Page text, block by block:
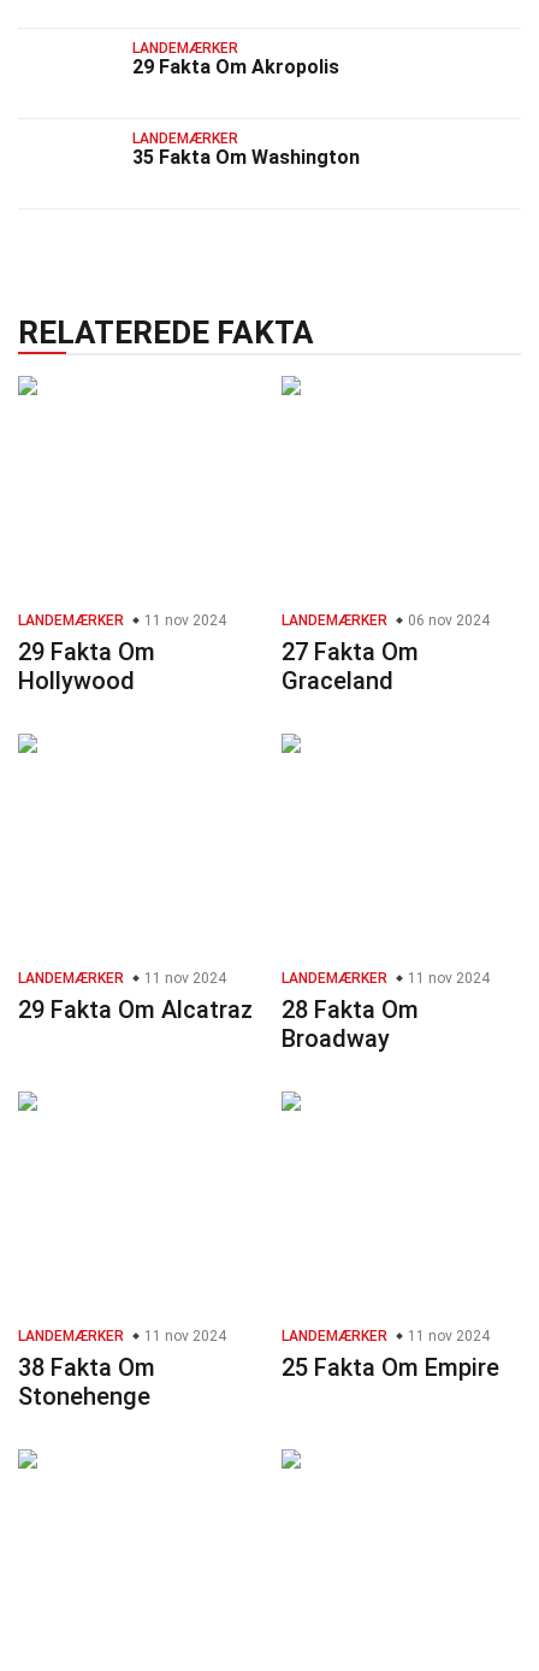
LANDEMÆRKER
29 Fakta Om Akropolis
LANDEMÆRKER
35 Fakta Om Washington
RELATEREDE FAKTA
LANDEMÆRKER 11 nov 2024
29 Fakta Om
Hollywood
LANDEMÆRKER 06 nov 2024
27 Fakta Om
Graceland
LANDEMÆRKER 11 nov 2024
29 Fakta Om Alcatraz
LANDEMÆRKER 11 nov 2024
28 Fakta Om
Broadway
LANDEMÆRKER 11 nov 2024
38 Fakta Om
Stonehenge
LANDEMÆRKER 11 nov 2024
25 Fakta Om Empire